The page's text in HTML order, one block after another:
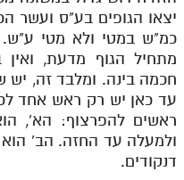
תלמוד עשר הספירות חלק י
תלמוד עשר הספירות חלק יא
תלמוד עשר הספירות חלק יב
תלמוד עשר הספירות חלק יג
תלמוד עשר הספירות חלק יד
יצאו הגופים בע"ס ועשר
כמ"ש במטי ולא מטי ע"ש.
מתחיל הגוף מדעת,
חכמה בינה. ומלבד זה, יש
עד כאן יש רק ראש אחד
ראשים להפרצוף: הא',
ולמעלה עד החזה. הב'
דנקודים.